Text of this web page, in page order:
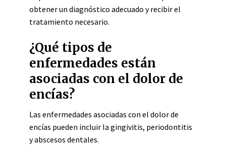
obtener un diagnóstico adecuado y recibir el
tratamiento necesario.
¿Qué tipos de
enfermedades están
asociadas con el dolor de
encías?
Las enfermedades asociadas con el dolor de
encías pueden incluir la gingivitis, periodontitis
y abscesos dentales.